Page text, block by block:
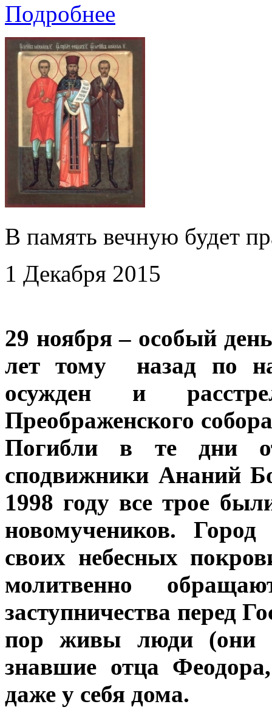
Подробнее
В память вечную будет
1 Декабря 2015
29 ноября – особый
лет тому назад по
осужден и
Преображенского
Погибли в те дни
сподвижники Ананий
1998 году все трое
новомучеников.
своих небесных
молитвенно
заступничества перед
пор живы люди (они
знавшие отца
даже у себя дома.